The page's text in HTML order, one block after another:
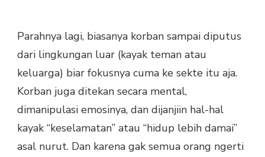
Parahnya lagi, biasanya korban sampai diputus
dari lingkungan luar (kayak teman atau
keluarga) biar fokusnya cuma ke sekte itu aja.
Korban juga ditekan secara mental,
dimanipulasi emosinya, dan dijanjiin hal-hal
kayak “keselamatan” atau “hidup lebih damai”
asal nurut. Dan karena gak semua orang ngerti